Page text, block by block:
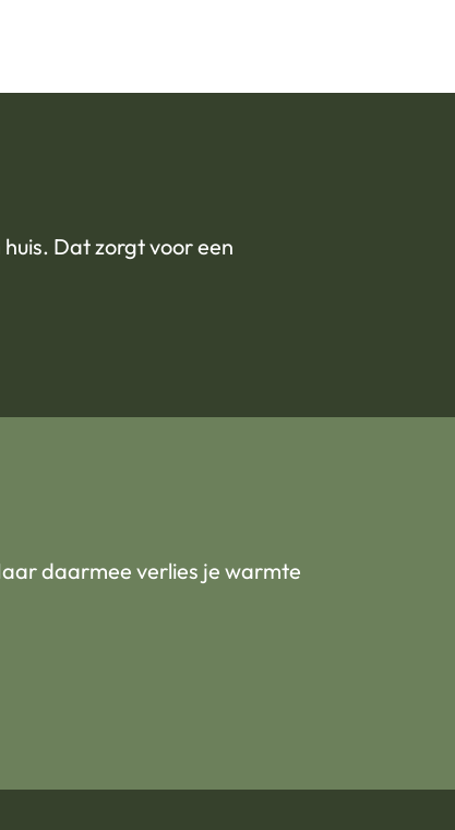
Dat zorgt voor een
daarmee verlies je warmte